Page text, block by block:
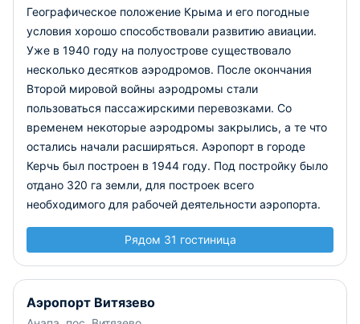
Географическое положение Крыма и его погодные
условия хорошо способствовали развитию авиации.
Уже в 1940 году на полуострове существовало
несколько десятков аэродромов. После окончания
Второй мировой войны аэродромы стали
пользоваться пассажирскими перевозками. Со
временем некоторые аэродромы закрылись, а те что
остались начали расширяться. Аэропорт в городе
Керчь был построен в 1944 году. Под постройку было
отдано 320 га земли, для построек всего
необходимого для рабочей деятельности аэропорта.
Рядом 31 гостиница
Аэропорт Витязево